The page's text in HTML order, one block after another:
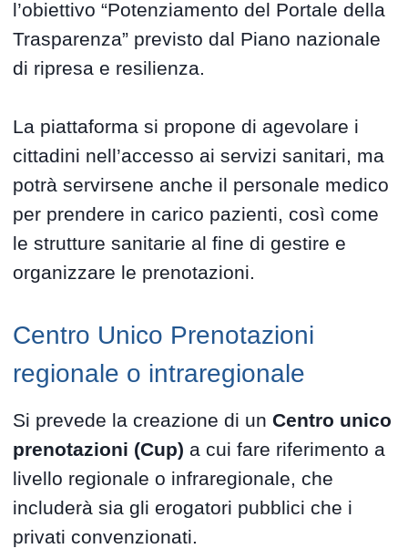
l’obiettivo “Potenziamento del Portale della
Trasparenza” previsto dal Piano nazionale
di ripresa e resilienza.
La piattaforma si propone di agevolare i
cittadini nell’accesso ai servizi sanitari, ma
potrà servirsene anche il personale medico
per prendere in carico pazienti, così come
le strutture sanitarie al fine di gestire e
organizzare le prenotazioni.
Centro Unico Prenotazioni
regionale o intraregionale
Si prevede la creazione di unCentro unico
prenotazioni (Cup) a cui fare riferimento a
livello regionale o infraregionale, che
includerà sia gli erogatori pubblici che i
privati convenzionati.